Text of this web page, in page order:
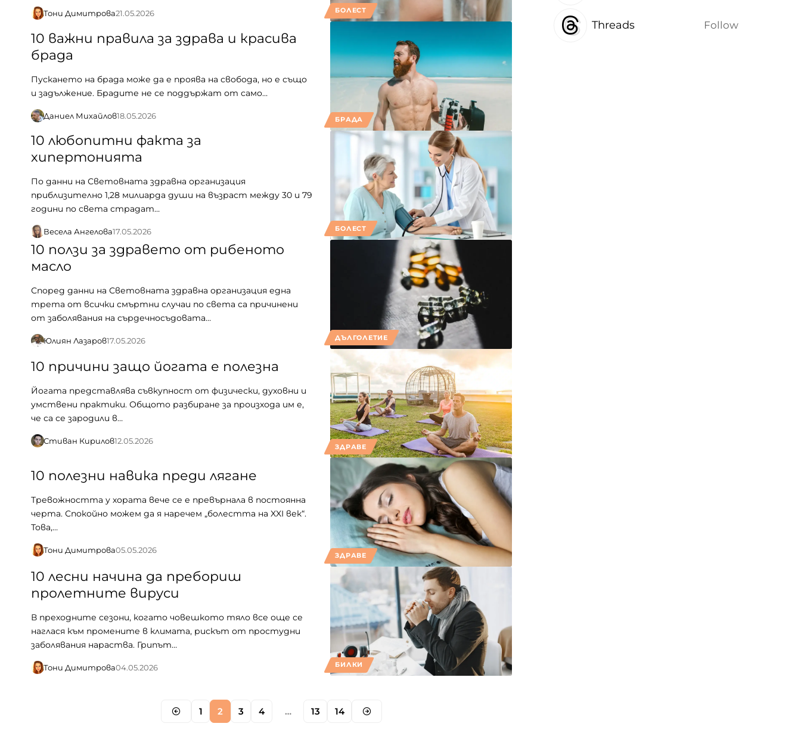
БОЛЕСТ
Тони Димитрова21.05.2026
БРАДА
10 важни правила за здрава и красива
брада
Пускането на брада може да е проява на свобода, но е също
и задължение. Брадите не се поддържат от само…
Даниел Михайлов18.05.2026
БОЛЕСТ
10 любопитни факта за
хипертонията
По данни на Световната здравна организация
приблизително 1,28 милиарда души на възраст между 30 и 79
години по света страдат…
Весела Ангелова17.05.2026
ДЪЛГОЛЕТИЕ
10 ползи за здравето от рибеното
масло
Според данни на Световната здравна организация една
трета от всички смъртни случаи по света са причинени
от заболявания на сърдечносъдовата…
Юлиян Лазаров17.05.2026
ЗДРАВЕ
10 причини защо йогата е полезна
Йогата представлява съвкупност от физически, духовни и
умствени практики. Общото разбиране за произхода им е,
че са се зародили в…
Стиван Кирилов12.05.2026
ЗДРАВЕ
10 полезни навика преди лягане
Тревожността у хората вече се е превърнала в постоянна
черта. Спокойно можем да я наречем „болестта на XXI век“.
Това,…
Тони Димитрова05.05.2026
БИЛКИ
10 лесни начина да пребориш
пролетните вируси
В преходните сезони, когато човешкото тяло все още се
наглася към промените в климата, рискът от простудни
заболявания нараства. Грипът…
Тони Димитрова04.05.2026
1 2 3 4 … 13 14
Threads Follow